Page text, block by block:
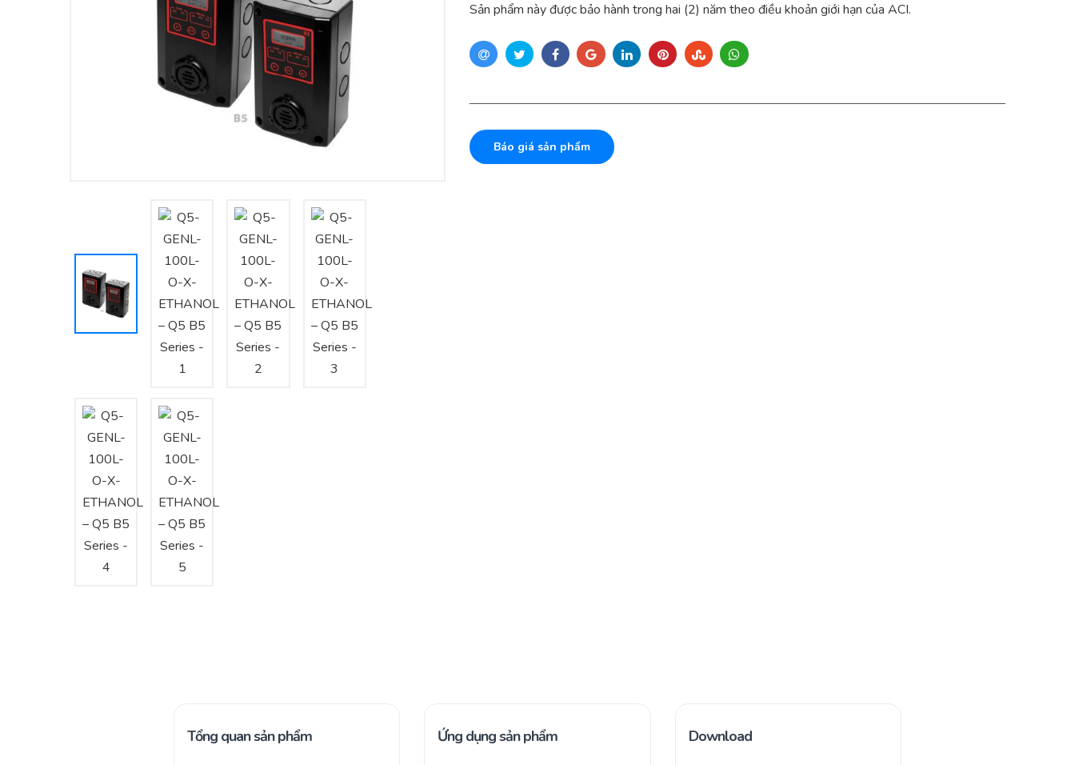
Sản phẩm này được bảo hành trong hai (2) năm theo điều khoản giới hạn của ACI.
Báo giá sản phẩm
Tổng quan sản phẩm Ứng dụng sản phẩm Download